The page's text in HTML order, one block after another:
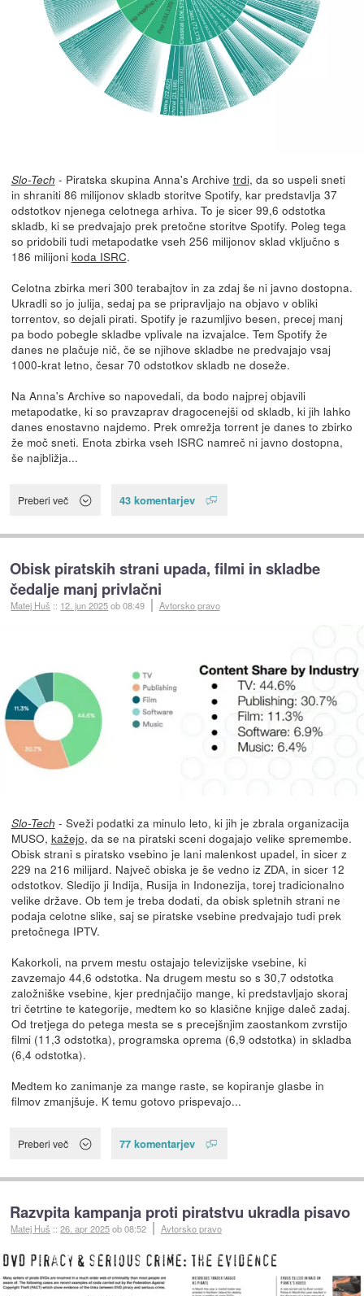
Slo-Tech - Piratska skupina Anna's Archive trdi, da so uspeli sneti
in shraniti 86 milijonov skladb storitve Spotify, kar predstavlja 37
odstotkov njenega celotnega arhiva. To je sicer 99,6 odstotka
skladb, ki se predvajajo prek pretočne storitve Spotify. Poleg tega
so pridobili tudi metapodatke vseh 256 milijonov sklad vključno s
186 milijoni koda ISRC.
Celotna zbirka meri 300 terabajtov in za zdaj še ni javno dostopna.
Ukradli so jo julija, sedaj pa se pripravljajo na objavo v obliki
torrentov, so dejali pirati. Spotify je razumljivo besen, precej manj
pa bodo pobegle skladbe vplivale na izvajalce. Tem Spotify že
danes ne plačuje nič, če se njihove skladbe ne predvajajo vsaj
1000-krat letno, česar 70 odstotkov skladb ne doseže.
Na Anna's Archive so napovedali, da bodo najprej objavili
metapodatke, ki so pravzaprav dragocenejši od skladb, ki jih lahko
danes enostavno najdemo. Prek omrežja torrent je danes to zbirko
že moč sneti. Enota zbirka vseh ISRC namreč ni javno dostopna,
še najbližja...
Preberi več 43 komentarjev
Obisk piratskih strani upada, filmi in skladbe
čedalje manj privlačni
Matej Huš :: 12. jun 2025ob 08:49 Avtorsko pravo
Slo-Tech - Sveži podatki za minulo leto, ki jih je zbrala organizacija
MUSO, kažejo, da se na piratski sceni dogajajo velike spremembe.
Obisk strani s piratsko vsebino je lani malenkost upadel, in sicer z
229 na 216 milijard. Največ obiska je še vedno iz ZDA, in sicer 12
odstotkov. Sledijo ji Indija, Rusija in Indonezija, torej tradicionalno
velike države. Ob tem je treba dodati, da obisk spletnih strani ne
podaja celotne slike, saj se piratske vsebine predvajajo tudi prek
pretočnega IPTV.
Kakorkoli, na prvem mestu ostajajo televizijske vsebine, ki
zavzemajo 44,6 odstotka. Na drugem mestu so s 30,7 odstotka
založniške vsebine, kjer prednjačijo mange, ki predstavljajo skoraj
tri četrtine te kategorije, medtem ko so klasične knjige daleč zadaj.
Od tretjega do petega mesta se s precejšnjim zaostankom zvrstijo
filmi (11,3 odstotka), programska oprema (6,9 odstotka) in skladba
(6,4 odstotka).
Medtem ko zanimanje za mange raste, se kopiranje glasbe in
filmov zmanjšuje. K temu gotovo prispevajo...
Preberi več 77 komentarjev
Razvpita kampanja proti piratstvu ukradla pisavo
Matej Huš ::26. apr 2025ob 08:52 Avtorsko pravo